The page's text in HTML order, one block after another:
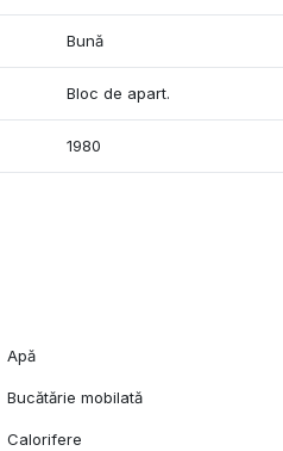
Bună
Bloc de apart.
1980
Apă
Bucătărie mobilată
Calorifere